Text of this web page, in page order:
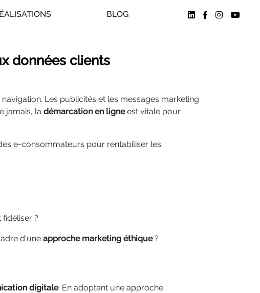
BLOG
données clients
Les publicités et les messages marketing
jamais, la démarcation en ligneest vitale pour
e-consommateurs pour rentabiliser les
?
d'une approche marketing éthique?
digitale. En adoptant une approche